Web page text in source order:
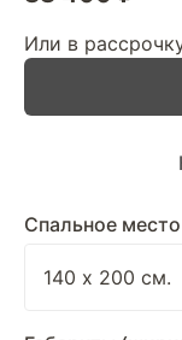
Или в
Спальное место